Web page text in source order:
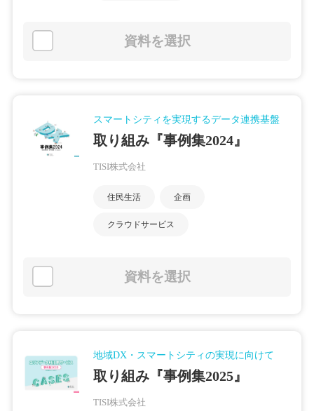
資料を選択
スマートシティを実現するデータ連携基盤
取り組み『事例集2024』
TISI株式会社
住民生活 企画
クラウドサービス
資料を選択
地域DX・スマートシティの実現に向けて
取り組み『事例集2025』
TISI株式会社